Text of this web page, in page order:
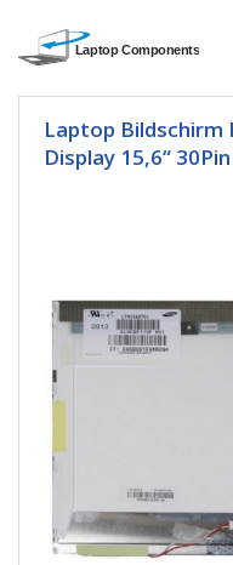
Laptop Bildschirm
Display 15,6“